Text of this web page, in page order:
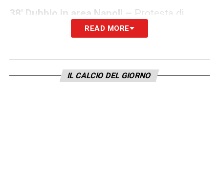
38′ Dubbio in area Napoli – Protesta di
Osimhen per un tocco di braccio, presunto di
difensore del Sassuolo: poteva starci il
rigore ma nè l’arbitro nè il VAR sono
READ MORE
IL CALCIO DEL GIORNO